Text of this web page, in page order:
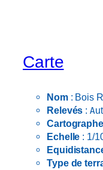
Carte
Nom : Bois
Relevés :
Cartographe
Echelle : 1/
Type de